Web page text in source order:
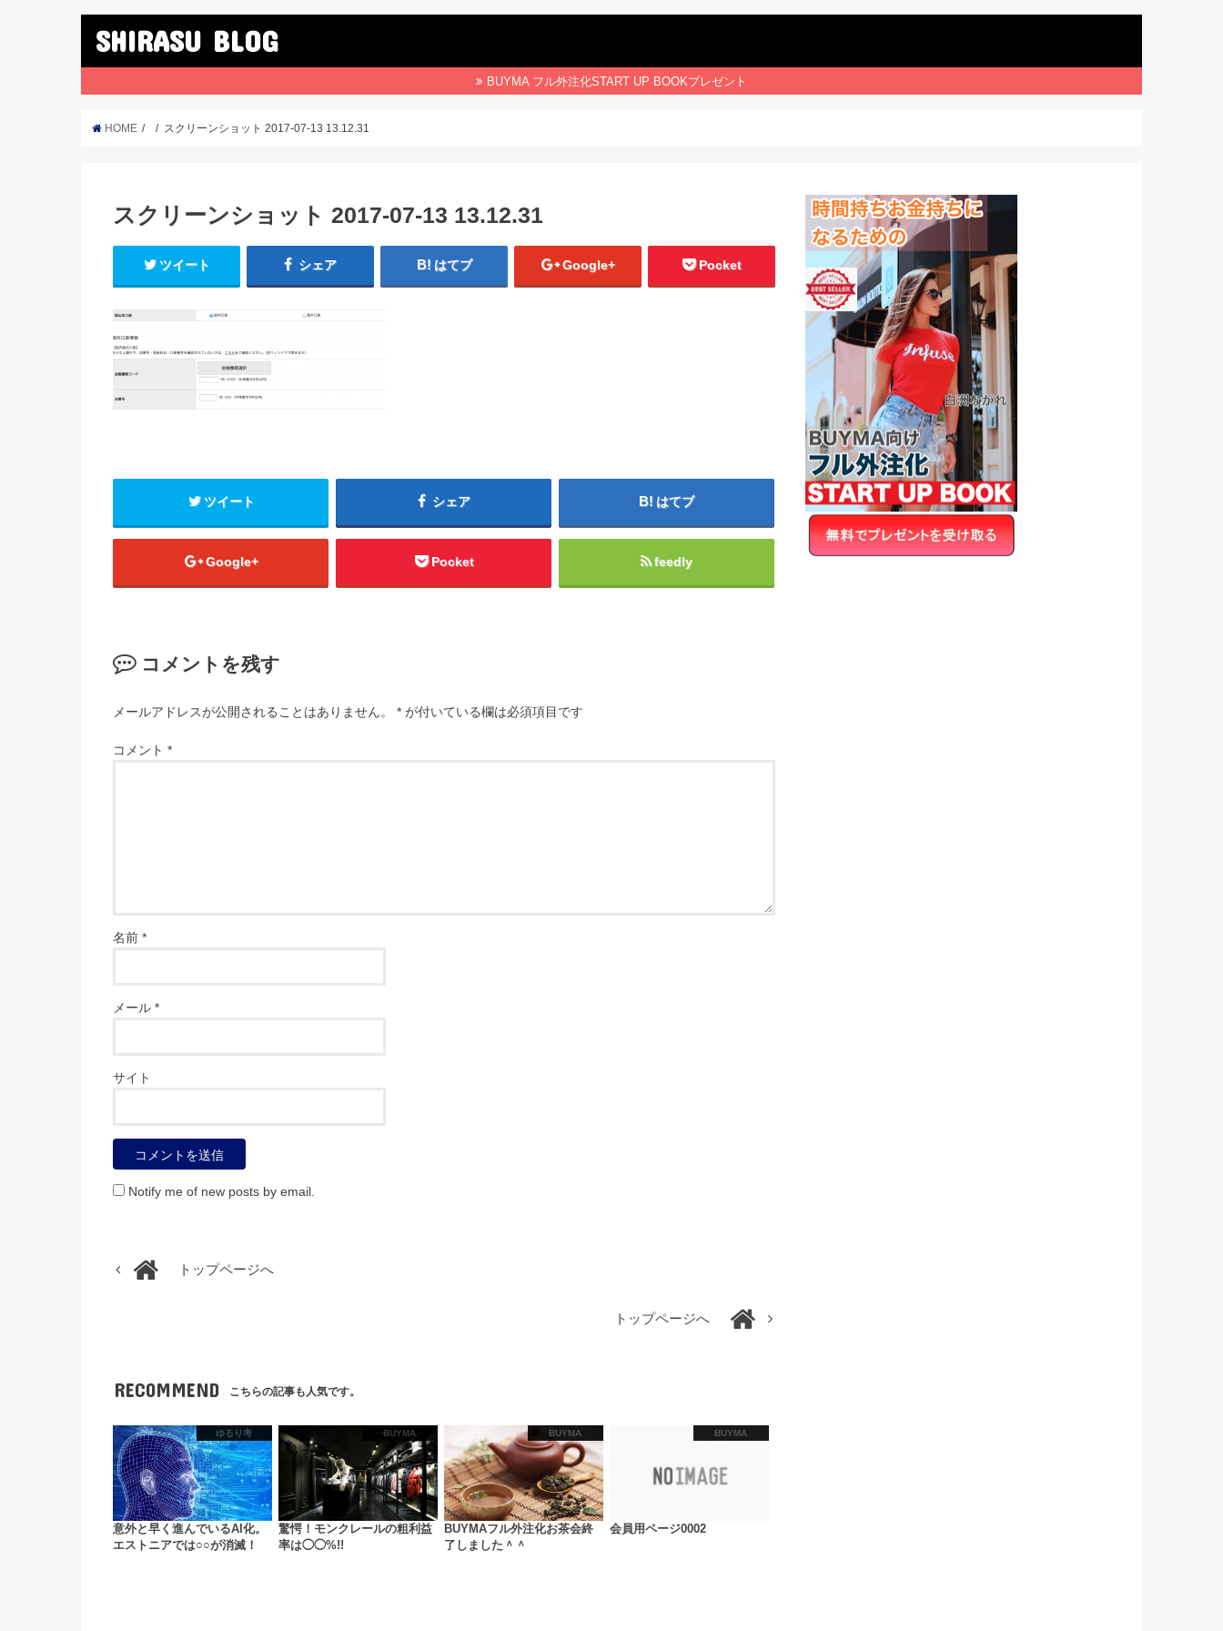
SHIRASU BLOG
BUYMA フル外注化START UP BOOKプレゼント
HOME スクリーンショット 2017-07-13 13.12.31
スクリーンショット 2017-07-13 13.12.31
ツイート シェア はてブ Google+ Pocket
ツイート シェア はてブ
Google+ Pocket feedly
コメントを残す
メールアドレスが公開されることはありません。 * が付いている欄は必須項目です
コメント *
名前 *
メール *
サイト
Notify me of new posts by email.
トップページへ
トップページへ
RECOMMEND こちらの記事も人気です。
ゆるり考
意外と早く進んでいるAI化。
エストニアでは○○が消滅！
BUYMA
驚愕！モンクレールの粗利益
率は◯◯%!!
BUYMA
BUYMAフル外注化お茶会終
了しました＾＾
BUYMA
会員用ページ0002